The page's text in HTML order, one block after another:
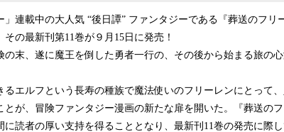
」連載中の大人気 “後日譚” ファンタジーである『葬送のフ
その最新刊第11巻が９月15日に発売！
の末、遂に魔王を倒した勇者一行の、その後から始まる旅の
るエルフという長寿の種族で魔法使いのフリーレンにとって
とが、冒険ファンタジー漫画の新たな扉を開いた。『葬送の
に読者の厚い支持を得ることとなり、最新刊11巻の発売に際